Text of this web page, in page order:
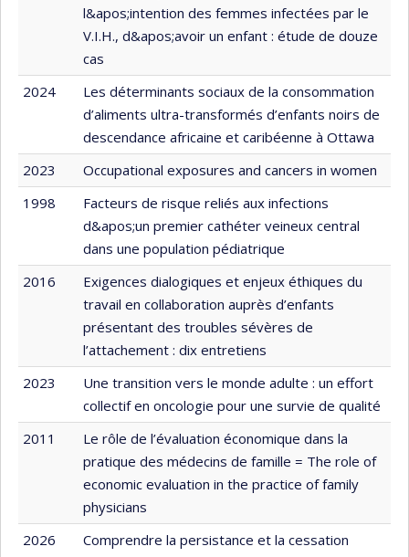
l&apos;intention des femmes infectées par le
V.I.H., d&apos;avoir un enfant : étude de douze
cas
2024
Les déterminants sociaux de la consommation
d’aliments ultra-transformés d’enfants noirs de
descendance africaine et caribéenne à Ottawa
2023
Occupational exposures and cancers in women
1998
Facteurs de risque reliés aux infections
d&apos;un premier cathéter veineux central
dans une population pédiatrique
2016
Exigences dialogiques et enjeux éthiques du
travail en collaboration auprès d’enfants
présentant des troubles sévères de
l’attachement : dix entretiens
2023
Une transition vers le monde adulte : un effort
collectif en oncologie pour une survie de qualité
2011
Le rôle de l’évaluation économique dans la
pratique des médecins de famille = The role of
economic evaluation in the practice of family
physicians
2026
Comprendre la persistance et la cessation